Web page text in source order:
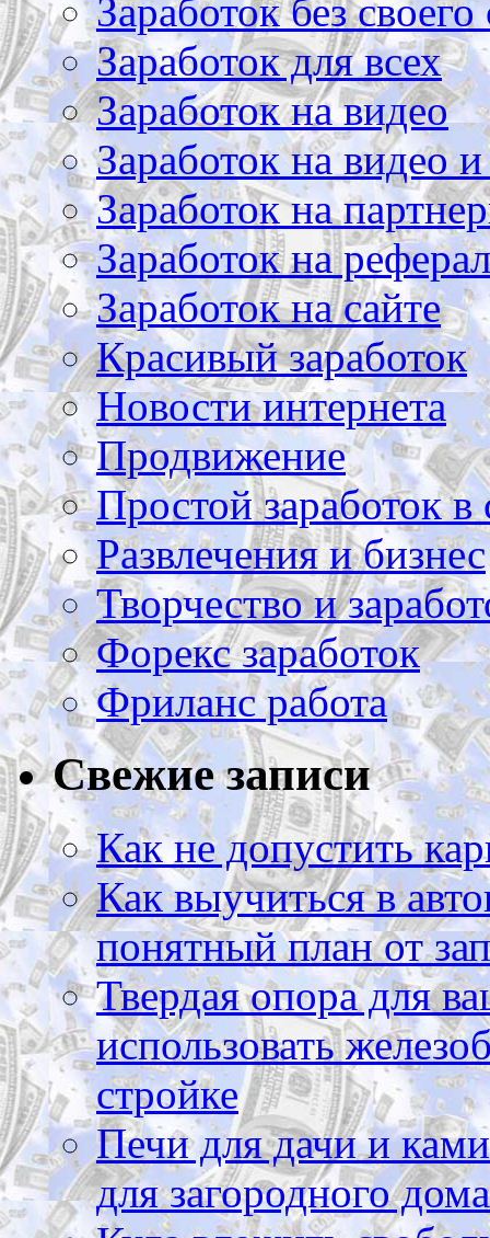
Заработок без своего
Заработок для всех
Заработок на видео
Заработок на видео
Заработок на
Заработок на
Заработок на сайте
Красивый заработок
Новости интернета
Продвижение
Простой заработок в
Развлечения и бизнес
Творчество и
Форекс заработок
Фриланс работа
Свежие записи
Как не допустить
Как выучиться в
понятный план от
Твердая опора для
использовать
стройке
Печи для дачи и
для загородного дома